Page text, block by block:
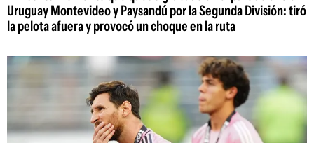
Uruguay Montevideo y Paysandú por la Segunda División: tiró
la pelota afuera y provocó un choque en la ruta